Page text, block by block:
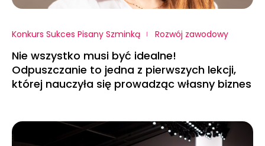
Konkurs Sukces Pisany Szminką Rozwój zawodowy
Nie wszystko musi być idealne!
Odpuszczanie to jedna z pierwszych lekcji,
której nauczyła się prowadząc własny biznes